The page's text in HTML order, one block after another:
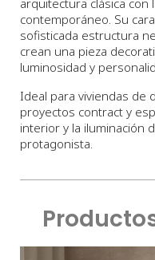
arquitectura clásica con
contemporáneo. Su
sofisticada estructura
crean una pieza
luminosidad y
Ideal para viviendas de
proyectos contract y
interior y la iluminación
protagonista.